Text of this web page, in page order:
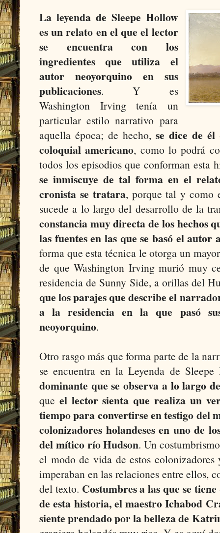
La leyenda de Sleepe Hollow
es un relato en el que el lector
se encuentra con los
ingredientes que utiliza el
autor neoyorquino en sus
publicaciones. Y es
Washington Irving tenía un
particular estilo narrativo para
aquella época; de hecho, se dice de
coloquial americano, como lo podrá
todos los episodios que conforman esta
se inmiscuye de tal forma en el
cronista se tratara, porque tal y como
sucede a lo largo del desarrollo de la
constancia muy directa de los hechos
las fuentes en las que se basó el
forma que esta técnica le otorga un
de que Washington Irving murió muy
residencia de Sunny Side, a orillas del
que los parajes que describe el
a la residencia en la que pasó
neoyorquino.
Otro rasgo más que forma parte de la
se encuentra en la Leyenda de
dominante que se observa a lo largo
que el lector sienta que realiza un
tiempo para convertirse en testigo del
colonizadores holandeses en uno de
del mítico río Hudson. Un
el modo de vida de estos colonizadores
imperaban en las relaciones entre ellos,
del texto. Costumbres a las que se
de esta historia, el maestro Ichabod
siente prendado por la belleza de